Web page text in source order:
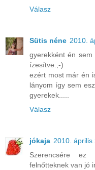
Válasz
Sütis néne 2010.
gyerekként én
ízesítve.;-)
ezért most már én
lányom így sem
gyerekek.....
Válasz
jókaja 2010. április
Szerencsére
felnőtteknek van jó